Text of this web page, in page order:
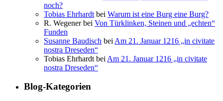
noch?
Tobias Ehrhardt bei Warum ist eine Burg eine Burg?
R. Wegenerbei Von Türklinken, Steinen und „echten“
Funden
Susanne Baudisch bei Am 21. Januar 1216 „in civitate
nostra Dreseden“
Tobias Ehrhardt bei Am 21. Januar 1216 „in civitate
nostra Dreseden“
Blog-Kategorien